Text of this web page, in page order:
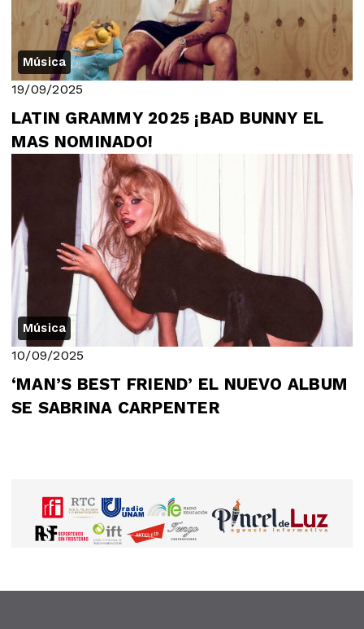
Música
19/09/2025
LATIN GRAMMY 2025 ¡BAD BUNNY EL
MAS NOMINADO!
Música
10/09/2025
‘MAN’S BEST FRIEND’ EL NUEVO ALBUM
SE SABRINA CARPENTER